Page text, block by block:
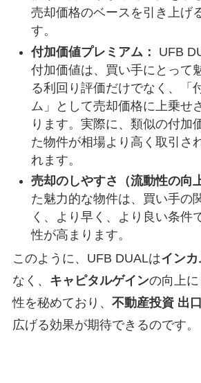
売却価格のベースを引き上げ
す。
付加価値プレミアム：
UFB
付加価値は、買い手にとって
る利回り評価だけでなく、「
ム」として売却価格に上乗せ
ります。実際に、類似の付加
た物件が相場より高く取引さ
れます。
売却のしやすさ（流動性の向
た魅力的な物件は、買い手の
く、より早く、より良い条件
性が高まります。
このように、UFB DUALはイン
なく、 キャピタルゲインの向上
性を秘めており、 不動産投資 出
広げる効果が期待できるのです。